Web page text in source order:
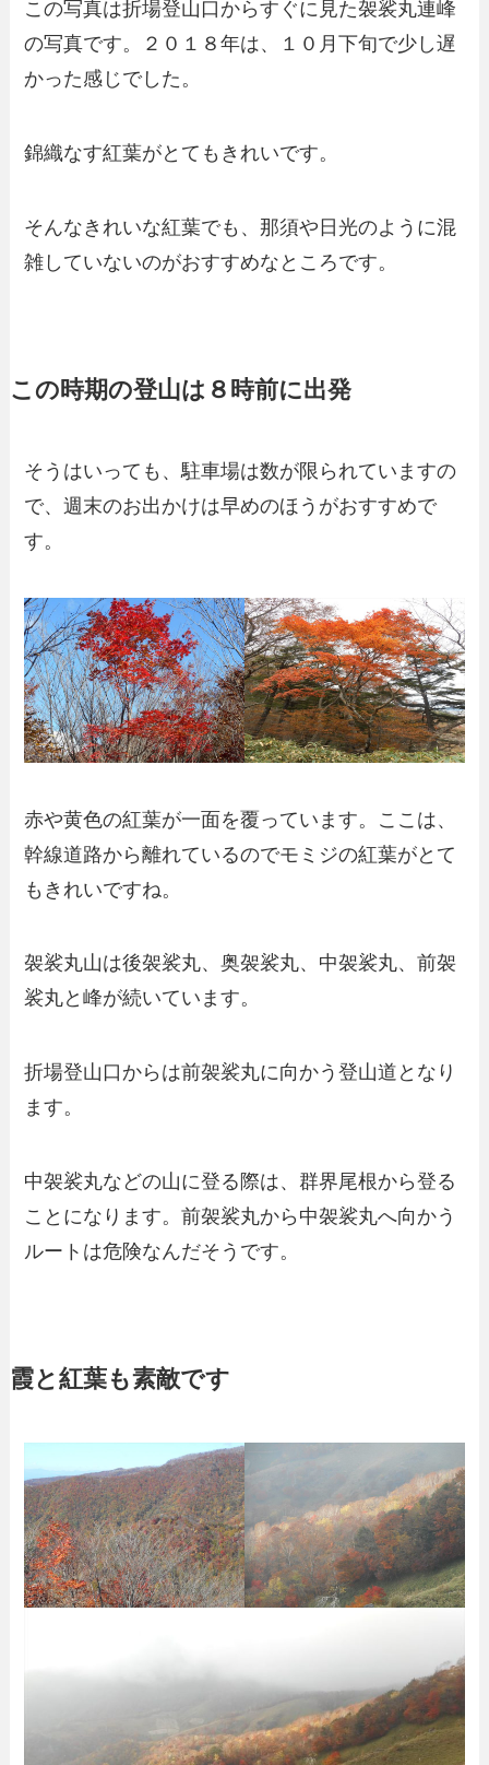
この写真は折場登山口からすぐに見た袈裟丸連峰
の写真です。２０１８年は、１０月下旬で少し遅
かった感じでした。
錦織なす紅葉がとてもきれいです。
そんなきれいな紅葉でも、那須や日光のように混
雑していないのがおすすめなところです。
この時期の登山は８時前に出発
そうはいっても、駐車場は数が限られていますの
で、週末のお出かけは早めのほうがおすすめで
す。
赤や黄色の紅葉が一面を覆っています。ここは、
幹線道路から離れているのでモミジの紅葉がとて
もきれいですね。
袈裟丸山は後袈裟丸、奥袈裟丸、中袈裟丸、前袈
裟丸と峰が続いています。
折場登山口からは前袈裟丸に向かう登山道となり
ます。
中袈裟丸などの山に登る際は、群界尾根から登る
ことになります。前袈裟丸から中袈裟丸へ向かう
ルートは危険なんだそうです。
霞と紅葉も素敵です